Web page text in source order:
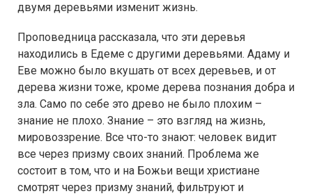
двумя деревьями изменит жизнь.
Проповедница рассказала, что эти деревья
находились в Едеме с другими деревьями. Адаму и
Еве можно было вкушать от всех деревьев, и от
дерева жизни тоже, кроме дерева познания добра и
зла. Само по себе это древо не было плохим –
знание не плохо. Знание – это взгляд на жизнь,
мировоззрение. Все что-то знают: человек видит
все через призму своих знаний. Проблема же
состоит в том, что и на Божьи вещи христиане
смотрят через призму знаний, фильтруют и